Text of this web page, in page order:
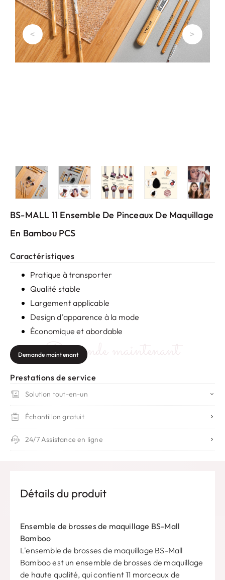
< >
BS-MALL 11 Ensemble De Pinceaux De Maquillage
En Bambou PCS
Caractéristiques
Pratique à transporter
Qualité stable
Largement applicable
Design d'apparence à la mode
Économique et abordable
Demande maintenant
Demande maintenant
Prestations de service
Solution tout-en-un
Échantillon gratuit
24/7 Assistance en ligne
Détails du produit
Ensemble de brosses de maquillage BS-Mall
Bamboo
L'ensemble de brosses de maquillage BS-Mall
Bamboo est un ensemble de brosses de maquillage
de haute qualité, qui contient 11 morceaux de